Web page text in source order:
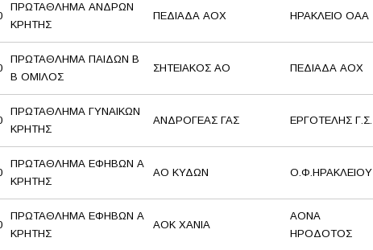
ΠΡΩΤΑΘΛΗΜΑ ΑΝΔΡΩΝ
ΚΡΗΤΗΣ
ΠΕΔΙΑΔΑ ΑΟΧ ΗΡΑΚΛΕΙΟ ΟΑΑ
ΠΡΩΤΑΘΛΗΜΑ ΠΑΙΔΩΝ Β
Β ΟΜΙΛΟΣ
ΣΗΤΕΙΑΚΟΣ ΑΟ ΠΕΔΙΑΔΑ ΑΟΧ
ΠΡΩΤΑΘΛΗΜΑ ΓΥΝΑΙΚΩΝ
ΚΡΗΤΗΣ
ΑΝΔΡΟΓΕΑΣ ΓΑΣ ΕΡΓΟΤΕΛΗΣ Γ.Σ.
ΠΡΩΤΑΘΛΗΜΑ ΕΦΗΒΩΝ Α
ΚΡΗΤΗΣ
ΑΟ ΚΥΔΩΝ Ο.Φ.ΗΡΑΚΛΕΙΟΥ
ΠΡΩΤΑΘΛΗΜΑ ΕΦΗΒΩΝ Α
ΚΡΗΤΗΣ
AOK XANΙΑ
ΑΟΝΑ
ΗΡΟΔΟΤΟΣ